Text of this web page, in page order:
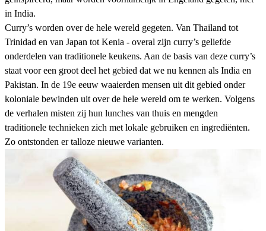
in India.
Curry’s worden over de hele wereld gegeten. Van Thailand tot
Trinidad en van Japan tot Kenia - overal zijn curry’s geliefde
onderdelen van traditionele keukens. Aan de basis van deze curry’s
staat voor een groot deel het gebied dat we nu kennen als India en
Pakistan. In de 19e eeuw waaierden mensen uit dit gebied onder
koloniale bewinden uit over de hele wereld om te werken. Volgens
de verhalen misten zij hun lunches van thuis en mengden
traditionele technieken zich met lokale gebruiken en ingrediënten.
Zo ontstonden er talloze nieuwe varianten.